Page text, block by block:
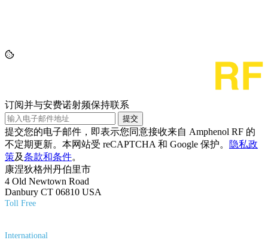
订阅并与安费诺射频保持联系
提交
提交您的电子邮件，即表示您同意接收来自 Amphenol RF 的
不定期更新。本网站受 reCAPTCHA 和 Google 保护。
隐私政
策及条款和条件。
康涅狄格州丹伯里市
4 Old Newtown Road
Danbury CT 06810 USA
Toll Free
International